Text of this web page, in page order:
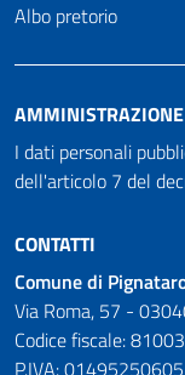
Albo pretorio
I dati personali
dell'articolo 7 del
CONTATTI
Comune di
Via Roma, 57 -
Codice fiscale:
P.IVA: 01495250605